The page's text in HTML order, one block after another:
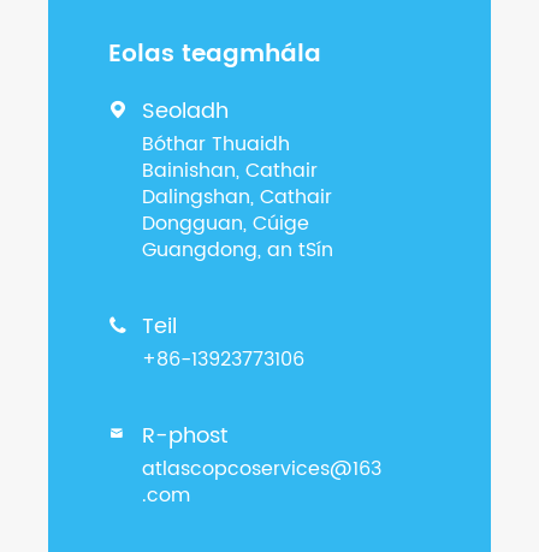
Eolas teagmhála
 Seoladh
Bóthar Thuaidh
Bainishan, Cathair
Dalingshan, Cathair
Dongguan, Cúige
Guangdong, an tSín
 Teil
+86-13923773106
 R-phost
atlascopcoservices@163
.com